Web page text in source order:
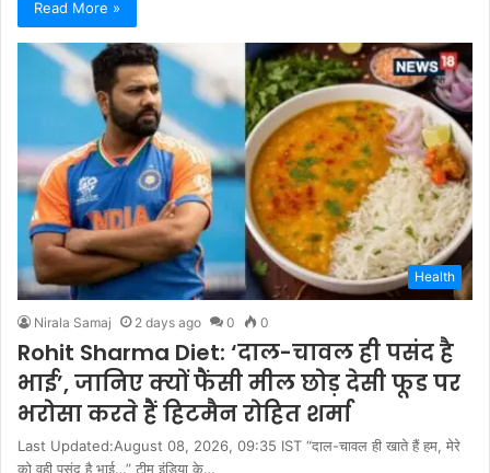
Read More »
Health
Nirala Samaj 2 days ago 0 0
Rohit Sharma Diet: ‘दाल-चावल ही पसंद है
भाई’, जानिए क्यों फैंसी मील छोड़ देसी फूड पर
भरोसा करते हैं हिटमैन रोहित शर्मा
Last Updated:August 08, 2026, 09:35 IST “दाल-चावल ही खाते हैं हम, मेरे
को वही पसंद है भाई…” टीम इंडिया के…